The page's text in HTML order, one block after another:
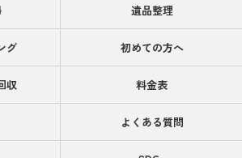
遺品整理
グ 初めての方へ
収 料金表
よくある質問